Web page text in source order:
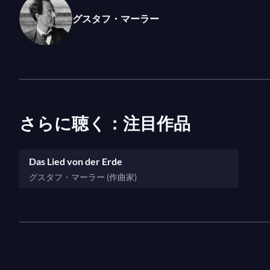
moi（「私の中で叫びが高まる
グスタフ・マーラー
さらに聴く：注目作品
Das Lied von der Erde
グスタフ・マーラー (作曲家)